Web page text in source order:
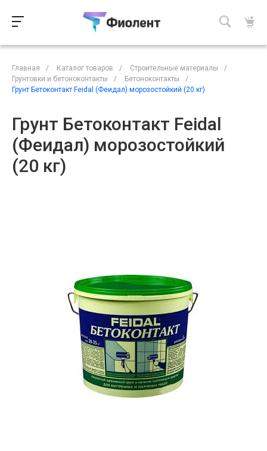
Главная / Каталог товаров / Строительные материалы
/
Грунтовки и бетоноконтакты
/ Бетоноконтакты
/
Грунт Бетоконтакт Feidal (Феидал) морозостойкий (20 кг)
Грунт Бетоконтакт Feidal
(Феидал) морозостойкий
(20 кг)